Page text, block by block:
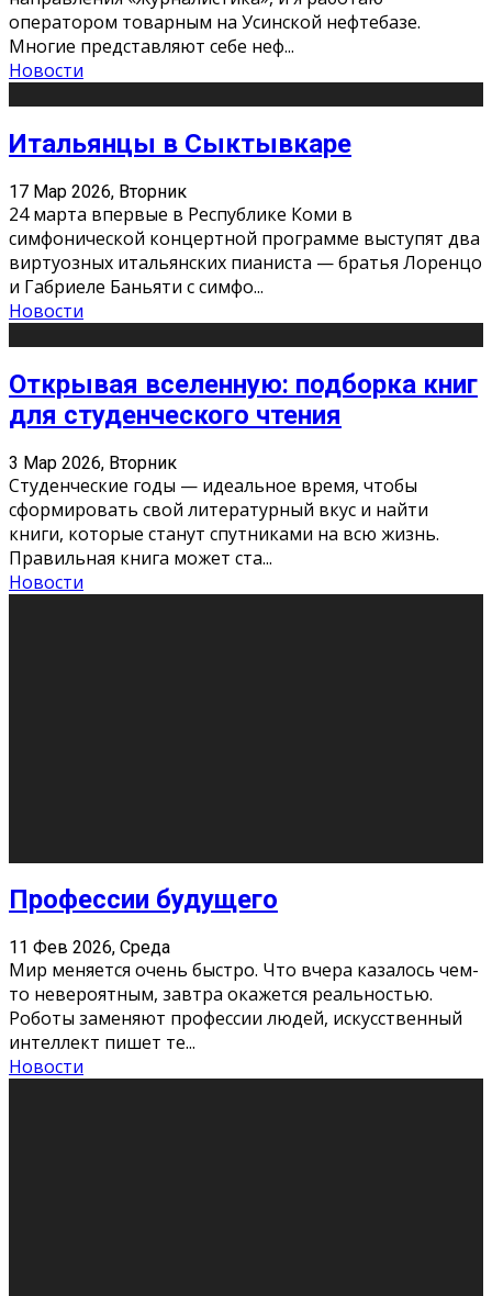
оператором товарным на Усинской нефтебазе.
Многие представляют себе неф...
Новости
Итальянцы в Сыктывкаре
17 Мар 2026, Вторник
24 марта впервые в Республике Коми в
симфонической концертной программе выступят два
виртуозных итальянских пианиста — братья Лоренцо
и Габриеле Баньяти с симфо...
Новости
Открывая вселенную: подборка книг
для студенческого чтения
3 Мар 2026, Вторник
Студенческие годы — идеальное время, чтобы
сформировать свой литературный вкус и найти
книги, которые станут спутниками на всю жизнь.
Правильная книга может ста...
Новости
Как бороться со стрессом
11 Фев 2026, Среда
Стресс – нормальная реакция организма, когда
факторов, воздействующих на твой организм
больше, чем ресурсов. Есть советы, как бороться со
стрессовым состояни
Новости